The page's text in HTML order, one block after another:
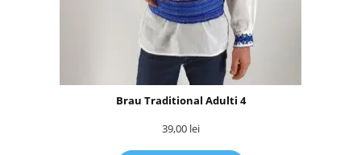
Brau Traditional Adulti 4
39,00 lei